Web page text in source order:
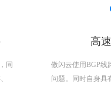
同
高
傲闪云使用BGP线
问题。同时自身具